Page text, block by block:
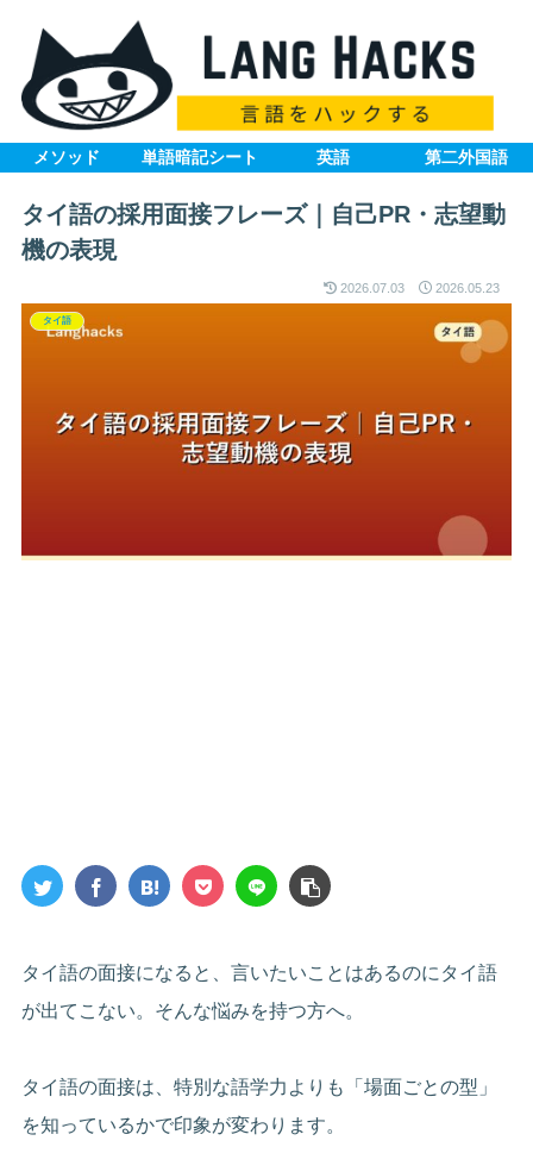
メソッド 単語暗記シート 英語 第二外国語
タイ語の採用面接フレーズ｜自己PR・志望動
機の表現
2026.07.03 2026.05.23
タイ語
タイ語の面接になると、言いたいことはあるのにタイ語
が出てこない。そんな悩みを持つ方へ。
タイ語の面接は、特別な語学力よりも「場面ごとの型」
を知っているかで印象が変わります。